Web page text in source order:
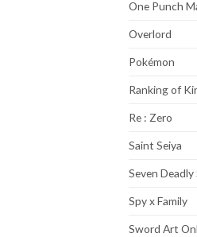
One Punch
Overlord
Pokémon
Ranking of
Re : Zero
Saint Seiya
Seven Deadly
Spy x Family
Sword Art